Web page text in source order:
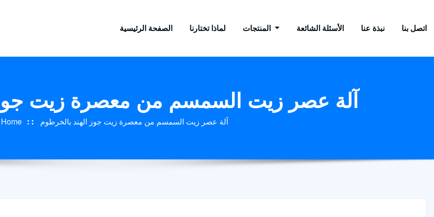
الصفحة الرئيسية لماذا تختارنا الأسئلة الشائعة نبذة عنا اتصل بنا
آلة عصر زيت السمسم من معصرة زيت جوز
Home آلة عصر زيت السمسم من معصرة زيت جوز الهند بالخرطوم